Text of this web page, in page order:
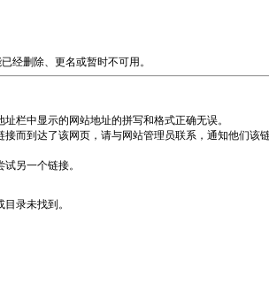
经删除、更名或暂时不可用。
址栏中显示的网站地址的拼写和格式正确无误。
接而到达了该网页，请与网站管理员联系，通知他们该
试另一个链接。
录未找到。